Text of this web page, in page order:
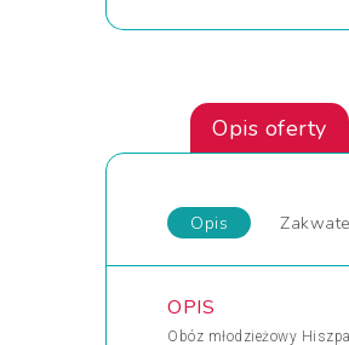
Opis oferty
Opis
OPIS
Obóz młodzieżowy